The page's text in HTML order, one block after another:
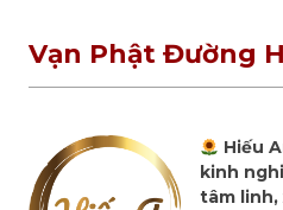
Vạn Phật Đường
Hiếu
kinh
tâm linh,